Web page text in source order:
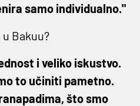
samo individualno."
Bakuu?
i veliko iskustvo.
to učiniti pametno.
što smo